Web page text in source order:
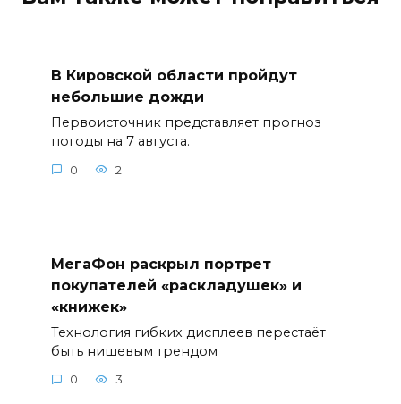
В Кировской области пройдут
небольшие дожди
Первоисточник представляет прогноз
погоды на 7 августа.
0 2
МегаФон раскрыл портрет
покупателей «раскладушек» и
«книжек»
Технология гибких дисплеев перестаёт
быть нишевым трендом
0 3